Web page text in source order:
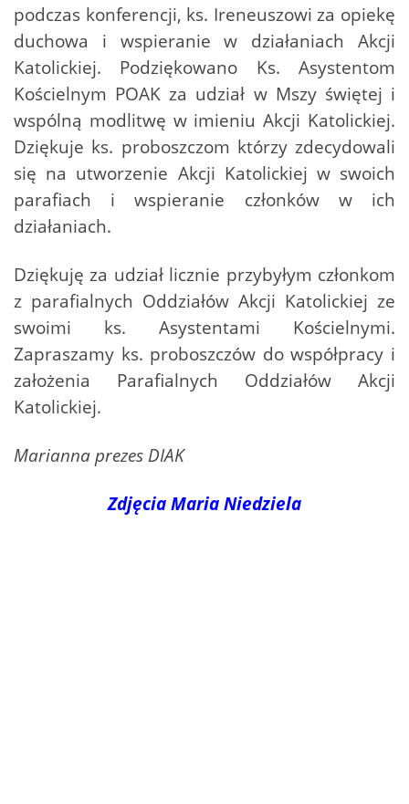
podczas konferencji, ks. Ireneuszowi za opiekę
duchowa i wspieranie w działaniach Akcji
Katolickiej. Podziękowano Ks. Asystentom
Kościelnym POAK za udział w Mszy świętej i
wspólną modlitwę w imieniu Akcji Katolickiej.
Dziękuje ks. proboszczom którzy zdecydowali
się na utworzenie Akcji Katolickiej w swoich
parafiach i wspieranie członków w ich
działaniach.
Dziękuję za udział licznie przybyłym członkom
z parafialnych Oddziałów Akcji Katolickiej ze
swoimi ks. Asystentami Kościelnymi.
Zapraszamy ks. proboszczów do współpracy i
założenia Parafialnych Oddziałów Akcji
Katolickiej.
Marianna prezes DIAK
Zdjęcia Maria Niedziela